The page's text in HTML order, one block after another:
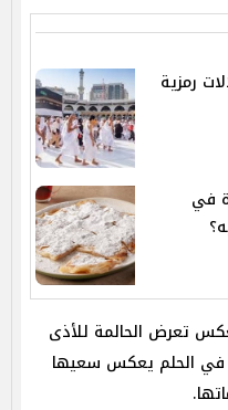
رمزية
في
تعرض الحالمة للأذى
في الحلم يعكس سعيها